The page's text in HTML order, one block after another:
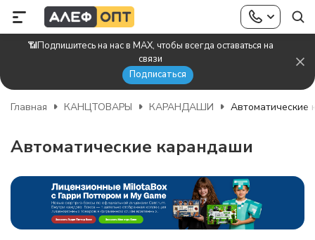
📶Подпишитесь на нас в MAX, чтобы всегда оставаться на
связи
Подписаться
Главная КАНЦТОВАРЫ КАРАНДАШИ Автоматические
Автоматические карандаши